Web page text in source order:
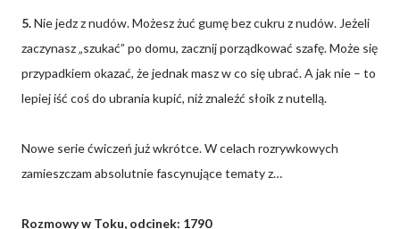
5.Nie jedz z nudów. Możesz żuć gumę bez cukru z nudów. Jeżeli
zaczynasz „szukać” po domu, zacznij porządkować szafę. Może się
przypadkiem okazać, że jednak masz w co się ubrać. A jak nie – to
lepiej iść coś do ubrania kupić, niż znaleźć słoik z nutellą.
Nowe serie ćwiczeń już wkrótce. W celach rozrywkowych
zamieszczam absolutnie fascynujące tematy z…
Rozmowy w Toku, odcinek: 1790